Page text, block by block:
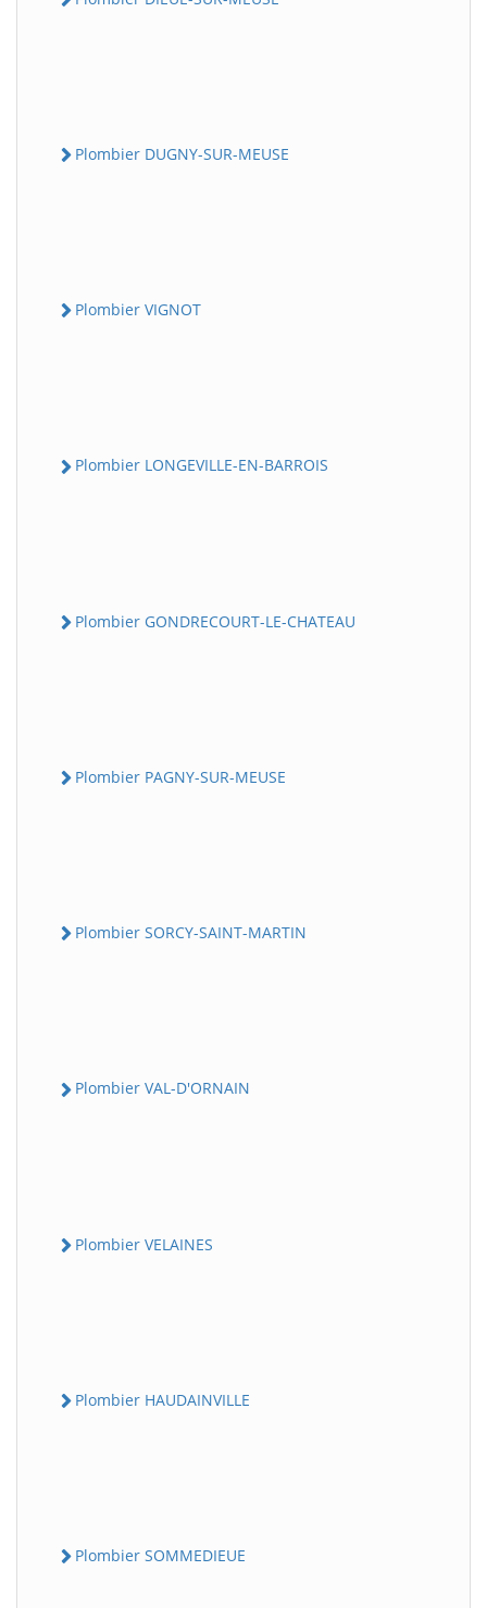
Plombier DUGNY-SUR-MEUSE
Plombier VIGNOT
Plombier LONGEVILLE-EN-BARROIS
Plombier GONDRECOURT-LE-CHATEAU
Plombier PAGNY-SUR-MEUSE
Plombier SORCY-SAINT-MARTIN
Plombier VAL-D'ORNAIN
Plombier VELAINES
Plombier HAUDAINVILLE
Plombier SOMMEDIEUE